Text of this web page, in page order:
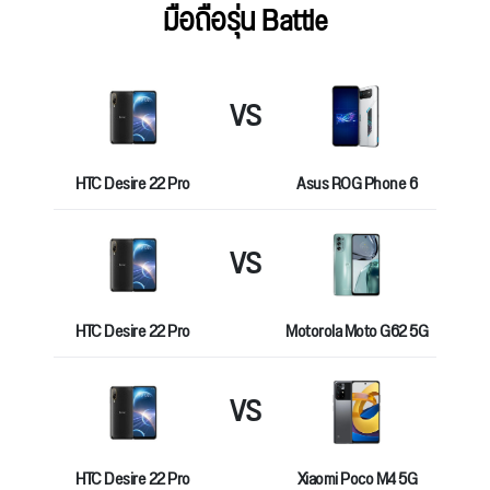
มือถือรุ่น Battle
HTC Desire 22 Pro
VS
Asus ROG Phone 6
HTC Desire 22 Pro
VS
Motorola Moto G62 5G
HTC Desire 22 Pro
VS
Xiaomi Poco M4 5G